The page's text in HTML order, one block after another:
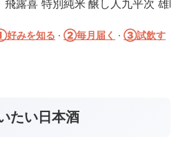
飛露喜 特別純米 醸し人九平次 雄
みを知る · ②毎月届く · ③試飲す
たい日本酒